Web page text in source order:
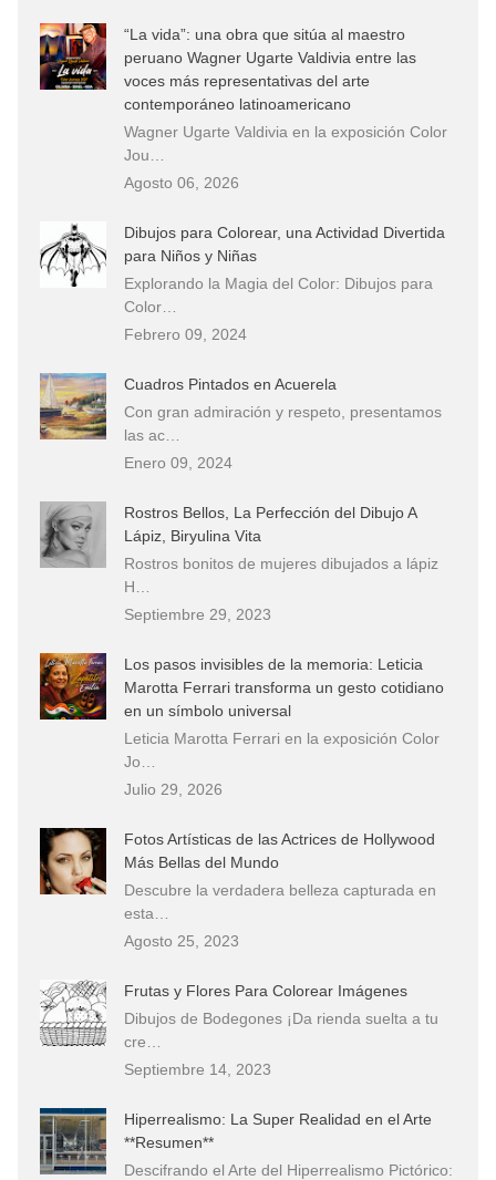
“La vida”: una obra que sitúa al maestro
peruano Wagner Ugarte Valdivia entre las
voces más representativas del arte
contemporáneo latinoamericano
Wagner Ugarte Valdivia en la exposición Color
Jou…
Agosto 06, 2026
Dibujos para Colorear, una Actividad Divertida
para Niños y Niñas
Explorando la Magia del Color: Dibujos para
Color…
Febrero 09, 2024
Cuadros Pintados en Acuerela
Con gran admiración y respeto, presentamos
las ac…
Enero 09, 2024
Rostros Bellos, La Perfección del Dibujo A
Lápiz, Biryulina Vita
Rostros bonitos de mujeres dibujados a lápiz
H…
Septiembre 29, 2023
Los pasos invisibles de la memoria: Leticia
Marotta Ferrari transforma un gesto cotidiano
en un símbolo universal
Leticia Marotta Ferrari en la exposición Color
Jo…
Julio 29, 2026
Fotos Artísticas de las Actrices de Hollywood
Más Bellas del Mundo
Descubre la verdadera belleza capturada en
esta…
Agosto 25, 2023
Frutas y Flores Para Colorear Imágenes
Dibujos de Bodegones ¡Da rienda suelta a tu
cre…
Septiembre 14, 2023
Hiperrealismo: La Super Realidad en el Arte
**Resumen**
Descifrando el Arte del Hiperrealismo Pictórico: